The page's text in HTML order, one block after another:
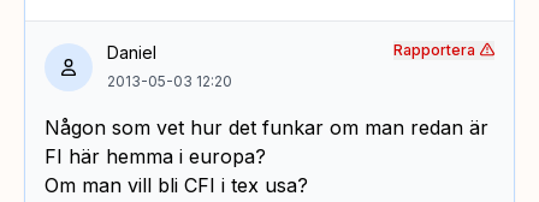
Daniel
2013-05-03 12:20
Någon som vet hur det funkar om man redan är
FI här hemma i europa?
Om man vill bli CFI i tex usa?
Rapportera